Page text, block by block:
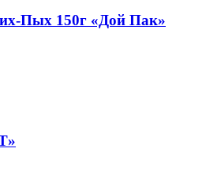
Пых 150г «Дой Пак»